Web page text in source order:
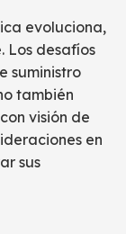
evoluciona,
Los desafíos
suministro
también
visión de
en
sus